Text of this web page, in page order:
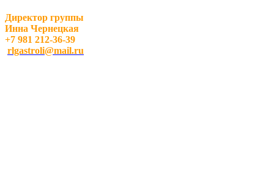
Директор группы
Инна Чернецкая
+7 981 212-36-39
rlgastroli@mail.ru